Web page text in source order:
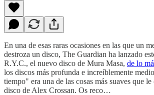
En una de esas raras ocasiones en las que un
destroza un disco, The Guardian ha lanzado
R.Y.C., el nuevo disco de Mura Masa, de lo
los discos más profunda e increíblemente
tiempo" era una de las cosas más suaves que
disco de Alex Crossan. Os reco…